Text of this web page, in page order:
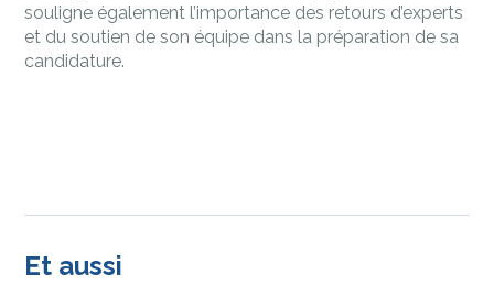
souligne également l’importance des retours d’experts
et du soutien de son équipe dans la préparation de sa
candidature.
Et aussi